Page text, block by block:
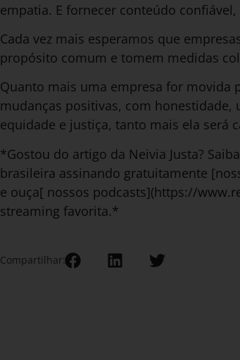
empatia. E fornecer conteúdo
Cada vez mais esperamos que
propósito comum e tomem medidas
Quanto mais uma empresa for movida
mudanças positivas, com
equidade e justiça, tanto mais ela será
*Gostou do artigo da Neivia Justa?
brasileira assinando gratuitamente
e ouça[ nossos podcasts](https://
streaming favorita.*
Compartilhar: